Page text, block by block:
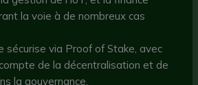
la voie à de nombreux cas
sécurise via Proof of Stake, avec
de la décentralisation et de
la gouvernance.